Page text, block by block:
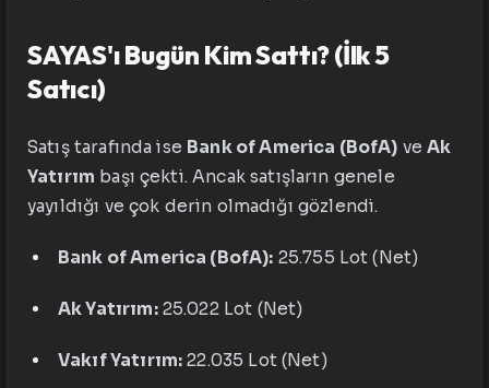
SAYAS'ı Bugün Kim Sattı? (İlk 5
Satıcı)
Satış tarafında ise Bank of America (BofA) veAk
Yatırım başı çekti. Ancak satışların genele
yayıldığı ve çok derin olmadığı gözlendi.
Bank of America (BofA): 25.755 Lot (Net)
Ak Yatırım:25.022 Lot (Net)
Vakıf Yatırım: 22.035 Lot (Net)